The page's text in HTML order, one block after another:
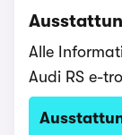
Alle
Audi RS e-